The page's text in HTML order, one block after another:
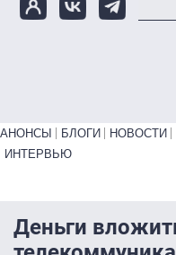
Primary links bottom
АНОНСЫ БЛОГИ НОВОСТИ
ИНТЕРВЬЮ
Деньги